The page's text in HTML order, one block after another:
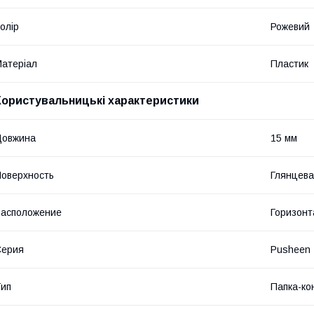
Рожевий
Пластик
характеристики
15 мм
Pusheen
Папка-